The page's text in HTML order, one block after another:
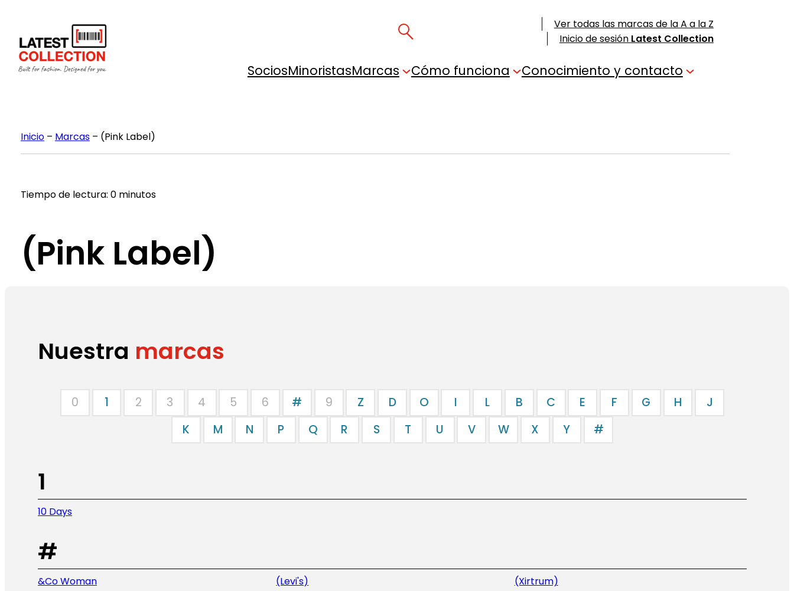
contenido
Ver todas las marcas de la A a la Z
Inicio de sesión Latest Collection
SociosMinoristasMarcas Cómo funciona Conocimiento y contacto
Inicio– Marcas– (Pink Label)
Tiempo de lectura: 0 minutos
(Pink Label)
Nuestra marcas
0 1 2 3 4 5 6 # 9 Z D O I L B C E F G H
J
K
M N P Q R S T U V W X Y #
1
10 Days
#
&Co Woman
(Levi's)
(Xirtrum)